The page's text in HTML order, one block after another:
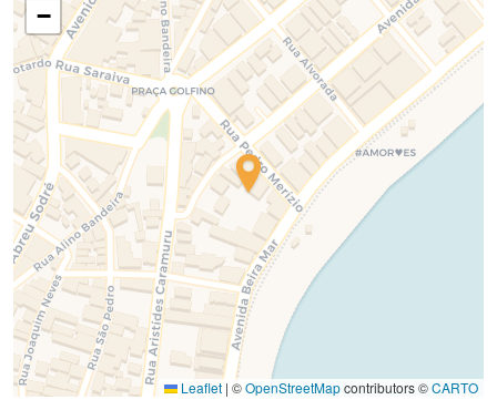
−
Leaflet | ©OpenStreetMapcontributors ©CARTO